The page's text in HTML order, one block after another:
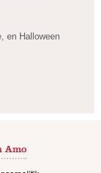
en Halloween
Amo